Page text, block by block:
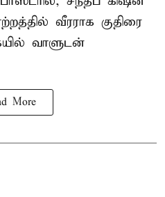
வீரராக குதிரை
வாளுடன்
More